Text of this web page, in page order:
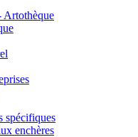
Artothèque
spécifiques
enchères